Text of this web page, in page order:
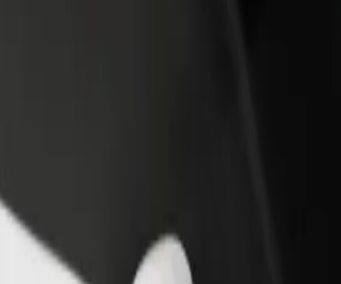
Mall of Scandinavia
Mall of Scandinavia? Explorá nuestros servicios y